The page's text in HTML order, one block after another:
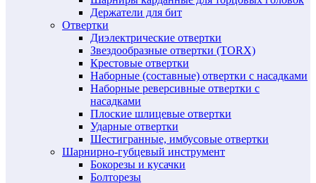
Держатели для бит
Отвертки
Диэлектрические отвертки
Звездообразные отвертки (TORX)
Крестовые отвертки
Наборные (составные) отвертки с насадками
Наборные реверсивные отвертки с
насадками
Плоские шлицевые отвертки
Ударные отвертки
Шестигранные, имбусовые отвертки
Шарнирно-губцевый инструмент
Бокорезы и кусачки
Болторезы